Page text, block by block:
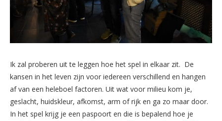
Ik zal proberen uit te leggen hoe het spel in elkaar zit. De
kansen in het leven zijn voor iedereen verschillend en hangen
af van een heleboel factoren. Uit wat voor milieu kom je,
geslacht, huidskleur, afkomst, arm of rijk en ga zo maar door.
In het spel krijg je een paspoort en die is bepalend hoe je